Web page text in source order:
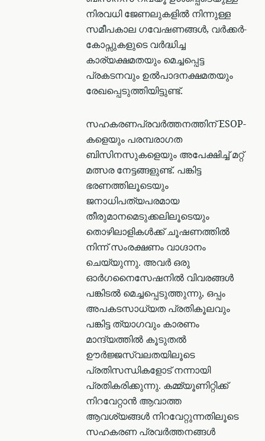
നിരവധി ജേണലുകളിൽ നിന്നുള്ള
സമീപകാല ഗവേഷണങ്ങൾ, വർക്കർ-
കോപ്സുകളുടെ വർദ്ധിച്ച
കാര്യക്ഷമതയും മെച്ചപ്പെട്ട
പ്രകടനവും ഉൽപാദനക്ഷമതയും
രേഖപ്പെടുത്തിയിട്ടുണ്ട്.
സഹകരണപ്രവര്‍ത്തനത്തിന് ESOP-
കളെയും പരമ്പരാഗത
ബിസിനസുകളെയും അപേക്ഷിച്ച് മറ്റ്
മത്സര നേട്ടങ്ങളുണ്ട്. പങ്കിട്ട
ഭരണത്തിലൂടെയും
ജനാധിപത്യപരമായ
തീരുമാനമെടുക്കലിലൂടെയും
തൊഴിലാളികൾക്ക് ചൂഷണത്തിൽ
നിന്ന് സംരക്ഷണം വാഗ്ദാനം
ചെയ്യുന്നു. അവർ ഒരു
ഓർഗനൈസേഷനിൽ വിവരങ്ങൾ
പങ്കിടൽ മെച്ചപ്പെടുത്തുന്നു, ഒപ്പം
അപകടസാധ്യത പ്രതികൂലവും
പങ്കിട്ട ത്യാഗവും കാരണം
മാന്ദ്യത്തിൽ കൂടുതൽ
ഊർജ്ജസ്വലതയിലൂടെ
പ്രതിസന്ധികളോട് നന്നായി
പ്രതികരിക്കുന്നു. കമ്മ്യൂണിറ്റിക്ക്‌
നിറവേറ്റാന്‍ ആവാത്ത
ആവശ്യങ്ങൾ നിറവേറ്റുന്നതിലൂടെ
സഹകരണ പ്രവര്‍ത്തനങ്ങള്‍